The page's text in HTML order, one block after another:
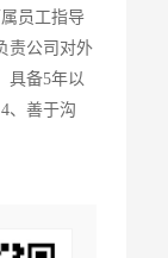
员工指导
责公司对外
具备5年以
、善于沟